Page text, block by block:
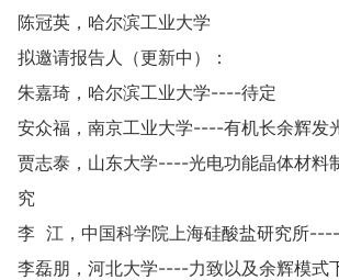
陈冠英，哈尔滨工业大学
拟邀请报告人（更新中）：
朱嘉琦，哈尔滨工业大学----待定
安众福，南京工业大学----有机长余辉发
贾志泰，山东大学----光电功能晶体材料
究
李 江，中国科学院上海硅酸盐研究所
李磊朋，河北大学----力致以及余辉模式